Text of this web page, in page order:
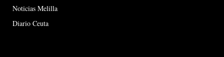
Noticias Melilla
Diario Ceuta